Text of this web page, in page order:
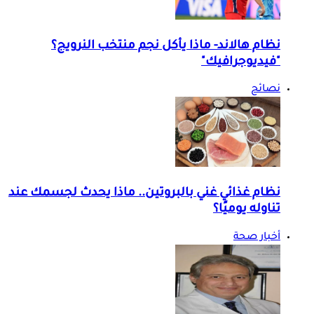
نظام هالاند- ماذا يأكل نجم منتخب النرويج؟
"فيديوجرافيك"
نصائح
نظام غذائي غني بالبروتين.. ماذا يحدث لجسمك عند
تناوله يوميًا؟
أخبار صحة